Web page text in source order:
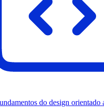
do design orientado